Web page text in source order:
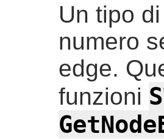
Un tipo
numero
edge.
funzioni